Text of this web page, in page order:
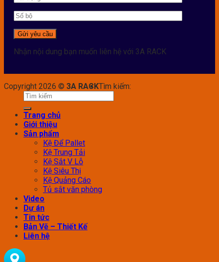
Nhận nội dung bạn muốn liên hệ với 3A RACK
Copyright 2026 © 3A RACKTìm kiếm:
Trang chủ
Giới thiệu
Sản phẩm
Kệ Để Pallet
Kệ Trung Tải
Kệ Sắt V Lỗ
Kệ Siêu Thị
Kệ Quảng Cáo
Tủ sắt văn phòng
Video
Dự án
Tin tức
Bản Vẽ – Thiết Kế
Liên hệ